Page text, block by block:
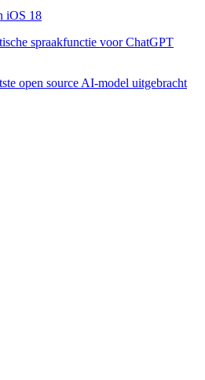
iOS 18
spraakfunctie voor ChatGPT
open source AI-model uitgebracht